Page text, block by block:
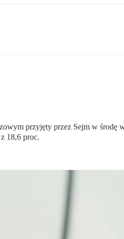
przyjęty przez Sejm w
18,6 proc.